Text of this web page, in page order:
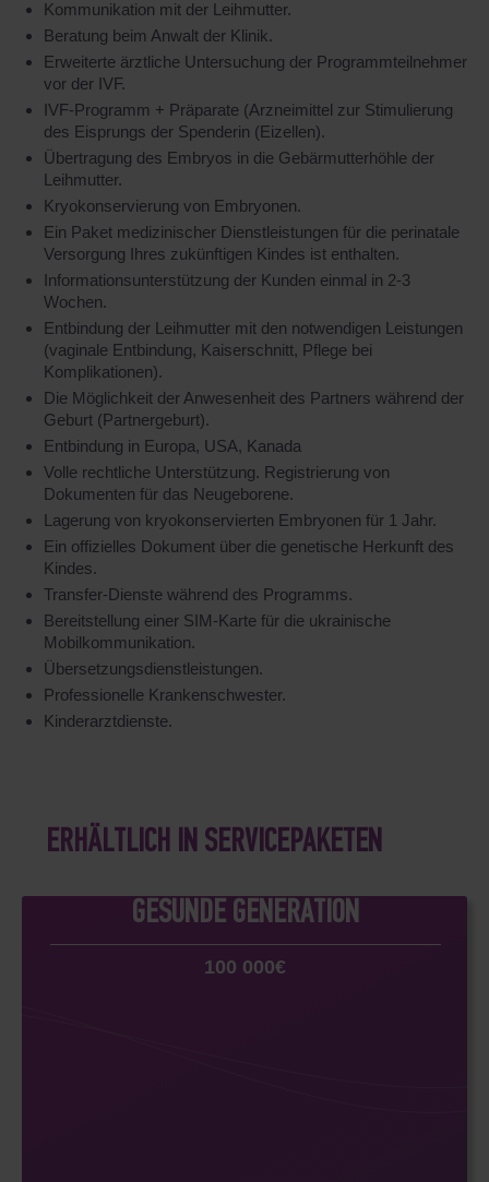
Kommunikation mit der Leihmutter.
Beratung beim Anwalt der Klinik.
Erweiterte ärztliche Untersuchung der Programmteilnehmer
vor der IVF.
IVF-Programm + Präparate (Arzneimittel zur Stimulierung
des Eisprungs der Spenderin (Eizellen).
Übertragung des Embryos in die Gebärmutterhöhle der
Leihmutter.
Kryokonservierung von Embryonen.
Ein Paket medizinischer Dienstleistungen für die perinatale
Versorgung Ihres zukünftigen Kindes ist enthalten.
Informationsunterstützung der Kunden einmal in 2-3
Wochen.
Entbindung der Leihmutter mit den notwendigen Leistungen
(vaginale Entbindung, Kaiserschnitt, Pflege bei
Komplikationen).
Die Möglichkeit der Anwesenheit des Partners während der
Geburt (Partnergeburt).
Entbindung in Europa, USA, Kanada
Volle rechtliche Unterstützung. Registrierung von
Dokumenten für das Neugeborene.
Lagerung von kryokonservierten Embryonen für 1 Jahr.
Ein offizielles Dokument über die genetische Herkunft des
Kindes.
Transfer-Dienste während des Programms.
Bereitstellung einer SIM-Karte für die ukrainische
Mobilkommunikation.
Übersetzungsdienstleistungen.
Professionelle Krankenschwester.
Kinderarztdienste.
ERHÄLTLICH IN SERVICEPAKETEN
GESUNDE GENERATION
100 000€